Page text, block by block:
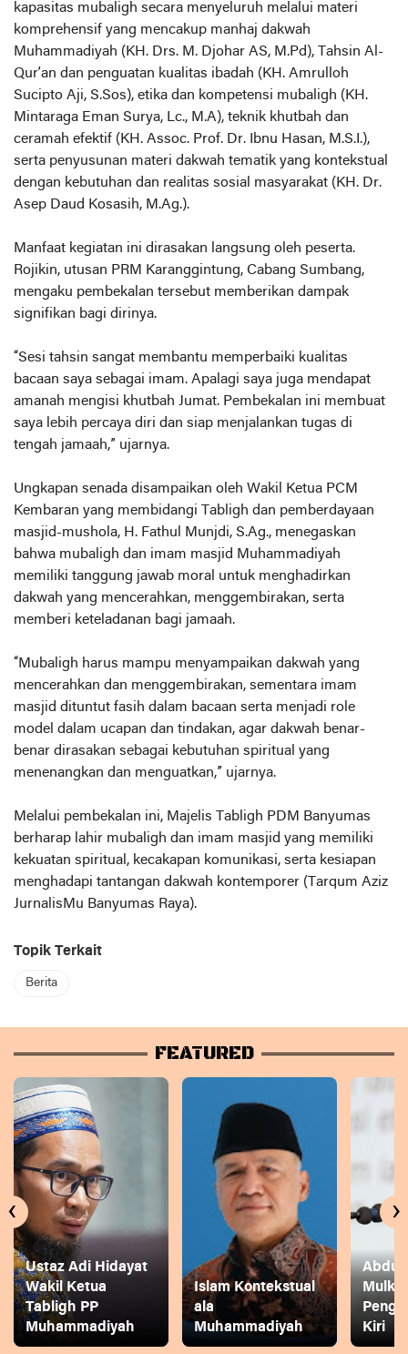
kapasitas mubaligh secara menyeluruh melalui materi
komprehensif yang mencakup manhaj dakwah
Muhammadiyah (KH. Drs. M. Djohar AS, M.Pd), Tahsin Al-
Qur’an dan penguatan kualitas ibadah (KH. Amrulloh
Sucipto Aji, S.Sos), etika dan kompetensi mubaligh (KH.
Mintaraga Eman Surya, Lc., M.A), teknik khutbah dan
ceramah efektif (KH. Assoc. Prof. Dr. Ibnu Hasan, M.S.I.),
serta penyusunan materi dakwah tematik yang kontekstual
dengan kebutuhan dan realitas sosial masyarakat (KH. Dr.
Asep Daud Kosasih, M.Ag.).
Manfaat kegiatan ini dirasakan langsung oleh peserta.
Rojikin, utusan PRM Karanggintung, Cabang Sumbang,
mengaku pembekalan tersebut memberikan dampak
signifikan bagi dirinya.
“Sesi tahsin sangat membantu memperbaiki kualitas
bacaan saya sebagai imam. Apalagi saya juga mendapat
amanah mengisi khutbah Jumat. Pembekalan ini membuat
saya lebih percaya diri dan siap menjalankan tugas di
tengah jamaah,” ujarnya.
Ungkapan senada disampaikan oleh Wakil Ketua PCM
Kembaran yang membidangi Tabligh dan pemberdayaan
masjid-mushola, H. Fathul Munjdi, S.Ag., menegaskan
bahwa mubaligh dan imam masjid Muhammadiyah
memiliki tanggung jawab moral untuk menghadirkan
dakwah yang mencerahkan, menggembirakan, serta
memberi keteladanan bagi jamaah.
“Mubaligh harus mampu menyampaikan dakwah yang
mencerahkan dan menggembirakan, sementara imam
masjid dituntut fasih dalam bacaan serta menjadi role
model dalam ucapan dan tindakan, agar dakwah benar-
benar dirasakan sebagai kebutuhan spiritual yang
menenangkan dan menguatkan,” ujarnya.
Melalui pembekalan ini, Majelis Tabligh PDM Banyumas
berharap lahir mubaligh dan imam masjid yang memiliki
kekuatan spiritual, kecakapan komunikasi, serta kesiapan
menghadapi tantangan dakwah kontemporer (Tarqum Aziz
JurnalisMu Banyumas Raya).
Topik Terkait
Berita
FEATURED
Ustaz Adi Hidayat
Wakil Ketua
Tabligh PP
Muhammadiyah
Islam Kontekstual
ala
Muhammadiyah
Abdul
Kiri
‹ ›